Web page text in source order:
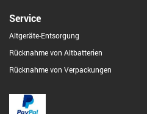
Service
Altgeräte-Entsorgung
Rücknahme von Altbatterien
Rücknahme von Verpackungen